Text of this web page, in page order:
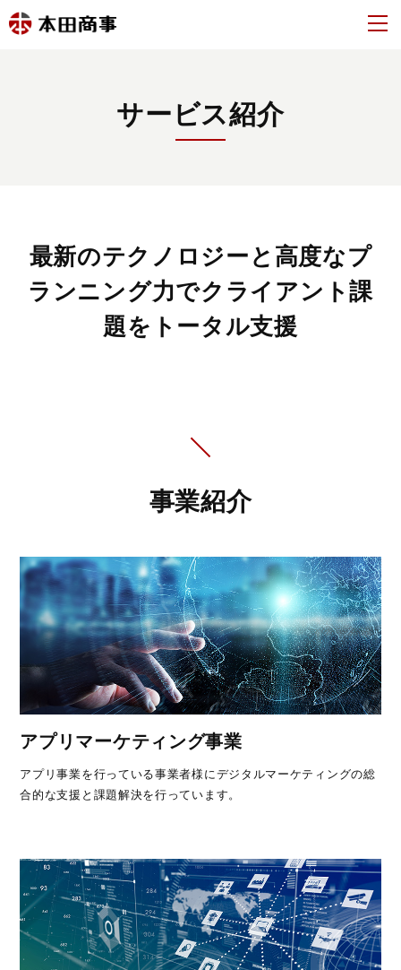
サービス紹介
最新のテクノロジーと高度なプ
ランニング力でクライアント課
題をトータル支援
事業紹介
アプリマーケティング事業
アプリ事業を行っている事業者様にデジタルマーケティングの総
合的な支援と課題解決を行っています。